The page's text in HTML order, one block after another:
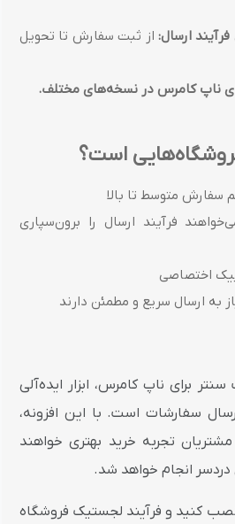
ارسال: از ثبت سفارش تا تحویل
ناپ کامرس در نسخه‌های مختلف.
است؟
سفارش متوسط تا بالا
فرآیند ارسال را برون‌سپاری
اختصاصی
به ارسال سریع و مطمئن دارند
برای ناپ کامرس، ابزار ایده‌آلی
سفارشات است. با این افزونه،
تجربه خرید بهتری خواهند
دردسر انجام خواهد شد.
نصب کنید و فرآیند لجستیک فروشگاه